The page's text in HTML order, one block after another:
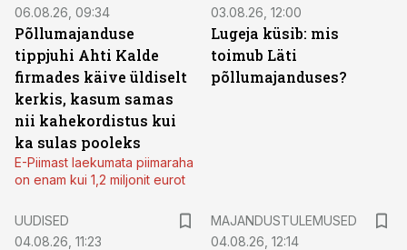
06.08.26, 09:34
Põllumajanduse
tippjuhi Ahti Kalde
firmades käive üldiselt
kerkis, kasum samas
nii kahekordistus kui
ka sulas pooleks
E-Piimast laekumata piimaraha
on enam kui 1,2 miljonit eurot
03.08.26, 12:00
Lugeja küsib: mis
toimub Läti
põllumajanduses?
UUDISED
04.08.26, 11:23
MAJANDUSTULEMUSED
04.08.26, 12:14